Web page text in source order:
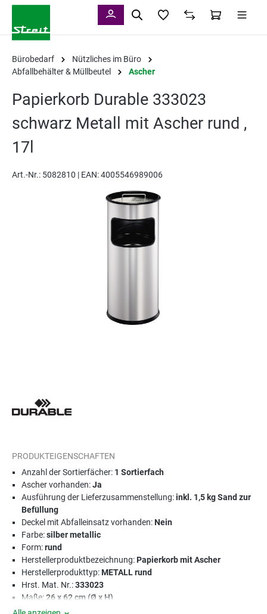
Bürobedarf
Nützliches im Büro
Abfallbehälter & Müllbeutel
Ascher
Papierkorb Durable 333023
schwarz Metall mit Ascher rund ,
17l
Art.-Nr.: 5082810 | EAN: 4005546989006
Bildergalerie überspringen
PRODUKTEIGENSCHAFTEN
Anzahl der Sortierfächer: 1 Sortierfach
Ascher vorhanden:Ja
Ausführung der Lieferzusammenstellung:inkl. 1,5 kg Sand zur
Befüllung
Deckel mit Abfalleinsatz vorhanden:Nein
Farbe:silber metallic
Form:rund
Herstellerproduktbezeichnung:Papierkorb mit Ascher
Herstellerprodukttyp:METALL rund
Hrst. Mat. Nr.:333023
Maße:26 x 62 cm (Ø x H)